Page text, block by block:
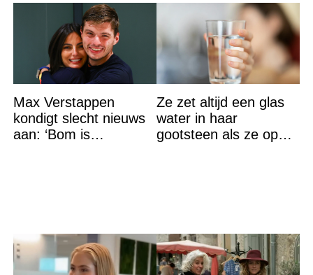
Max Verstappen
kondigt slecht nieuws
aan: ‘Bom is
Ze zet altijd een glas
water in haar
gootsteen als ze op